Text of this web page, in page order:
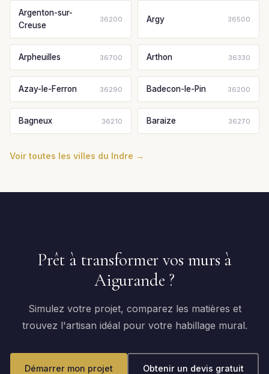
Argenton-sur-
Creuse
36200 Argy 36500
Arpheuilles 36700 Arthon 36330
Azay-le-Ferron 36290 Badecon-le-Pin 36200
Bagneux 36210 Baraize 36270
Voir toutes les villes du Indre →
Prêt à transformer vos murs à
Aigurande ?
Simulez votre projet, comparez les matières et
trouvez l'artisan idéal pour votre habillage mural.
Démarrer mon projet Obtenir un devis gratuit